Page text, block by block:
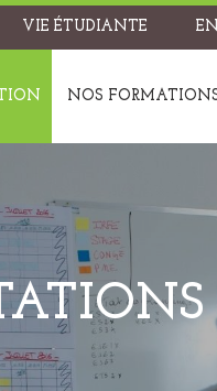
VIE ÉTUDIANTE
NOS